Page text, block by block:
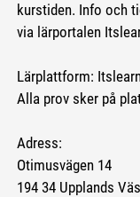
kurstiden. Info och
via lärportalen
Lärplattform:
Alla prov sker på
Adress:
Otimusvägen 14
194 34 Upplands